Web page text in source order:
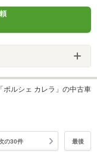
「ポルシェ カレラ」の中古車
の30件 最後